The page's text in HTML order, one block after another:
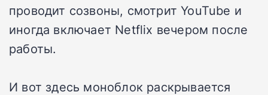
проводит созвоны, смотрит YouTube и
иногда включает Netflix вечером после
работы.
И вот здесь моноблок раскрывается